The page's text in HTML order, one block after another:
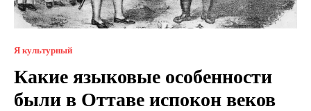
Я культурный
Какие языковые особенности
были в Оттаве испокон веков